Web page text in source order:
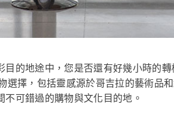
的地途中，您是否還有好幾小時的
選擇，包括靈感源於哥吉拉的藝術品
可錯過的購物與文化目的地。